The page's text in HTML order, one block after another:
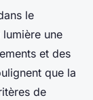
le
une
et des
que la
de